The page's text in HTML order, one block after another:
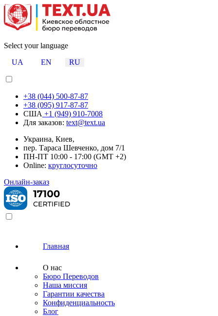
Select your language
UA
EN RU
+38 (044) 500-87-87
+38 (095) 917-87-87
США +1 (949) 910-7008
Для заказов: text@text.ua
Украина, Киев,
пер. Тараса Шевченко, дом 7/1
ПН-ПТ 10:00 - 17:00 (GMT +2)
Online: круглосуточно
Онлайн-заказ
Главная
О нас
Бюро Переводов
Наша миссия
Гарантии качества
Конфиденциальность
Блог